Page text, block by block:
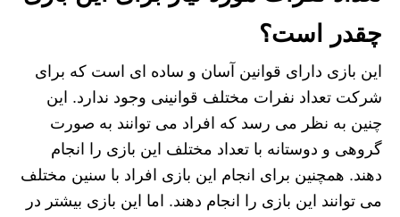
چقدر است؟
این بازی دارای قوانین آسان و ساده ای است که برای
شرکت تعداد نفرات مختلف قوانینی وجود ندارد. این
چنین به نظر می رسد که افراد می توانند به صورت
گروهی و دوستانه با تعداد مختلف این بازی را انجام
دهند. همچنین برای انجام این بازی افراد با سنین مختلف
می توانند این بازی را انجام دهند. اما این بازی بیشتر در